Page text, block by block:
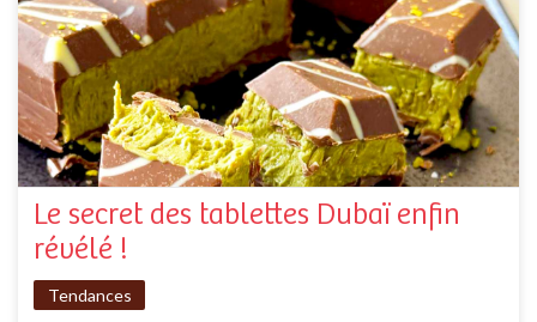
Le secret des tablettes Dubaï enfin
révélé !
Tendances